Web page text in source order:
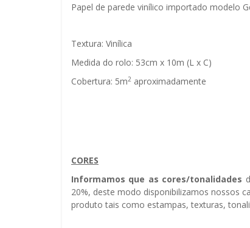
Papel de parede vinílico importado modelo
Textura: Vinílica
Medida do rolo: 53cm x 10m (L x C)
Cobertura: 5m2 aproximadamente
CORES
Informamos que as cores/tonalidades
20%, deste modo disponibilizamos nossos
produto tais como estampas, texturas,